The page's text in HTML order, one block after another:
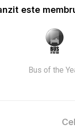
este
Bus of the